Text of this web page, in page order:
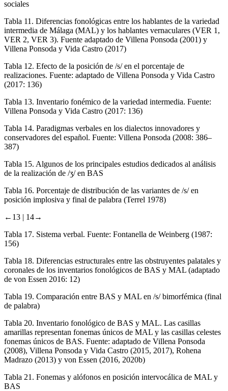
sociales
Tabla 11. Diferencias fonológicas entre los hablantes de la variedad
intermedia de Málaga (MAL) y los hablantes vernaculares (VER 1,
VER 2, VER 3). Fuente adaptado de Villena Ponsoda (2001) y
Villena Ponsoda y Vida Castro (2017)
Tabla 12. Efecto de la posición de /s/ en el porcentaje de
realizaciones. Fuente: adaptado de Villena Ponsoda y Vida Castro
(2017: 136)
Tabla 13. Inventario fonémico de la variedad intermedia. Fuente:
Villena Ponsoda y Vida Castro (2017: 136)
Tabla 14. Paradigmas verbales en los dialectos innovadores y
conservadores del español. Fuente: Villena Ponsoda (2008: 386–
387)
Tabla 15. Algunos de los principales estudios dedicados al análisis
de la realización de /ʒ/ en BAS
Tabla 16. Porcentaje de distribución de las variantes de /s/ en
posición implosiva y final de palabra (Terrel 1978)
←13 | 14→
Tabla 17. Sistema verbal. Fuente: Fontanella de Weinberg (1987:
156)
Tabla 18. Diferencias estructurales entre las obstruyentes palatales y
coronales de los inventarios fonológicos de BAS y MAL (adaptado
de von Essen 2016: 12)
Tabla 19. Comparación entre BAS y MAL en /s/ bimorfémica (final
de palabra)
Tabla 20. Inventario fonológico de BAS y MAL. Las casillas
amarillas representan fonemas únicos de MAL y las casillas celestes
fonemas únicos de BAS. Fuente: adaptado de Villena Ponsoda
(2008), Villena Ponsoda y Vida Castro (2015, 2017), Rohena
Madrazo (2013) y von Essen (2016, 2020b)
Tabla 21. Fonemas y alófonos en posición intervocálica de MAL y
BAS